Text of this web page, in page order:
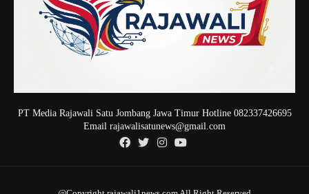
PT Media Rajawali Satu Jombang Jawa Timur Hotline 082337426695
Email rajawalisatunews@gmail.com